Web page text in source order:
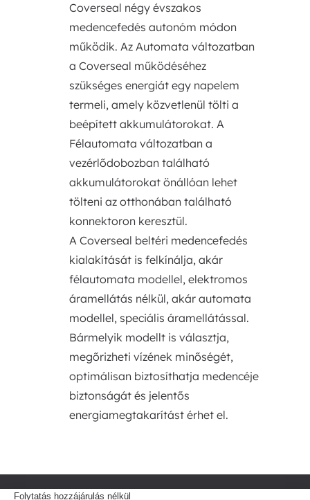
Coverseal négy évszakos
medencefedés autonóm módon
működik. Az Automata változatban
a Coverseal működéséhez
szükséges energiát egy napelem
termeli, amely közvetlenül tölti a
beépített akkumulátorokat. A
Félautomata változatban a
vezérlődobozban található
akkumulátorokat önállóan lehet
tölteni az otthonában található
konnektoron keresztül.
A Coverseal beltéri medencefedés
kialakítását is felkínálja, akár
félautomata modellel, elektromos
áramellátás nélkül, akár automata
modellel, speciális áramellátással.
Bármelyik modellt is választja,
megőrizheti vízének minőségét,
optimálisan biztosíthatja medencéje
biztonságát és jelentős
energiamegtakarítást érhet el.